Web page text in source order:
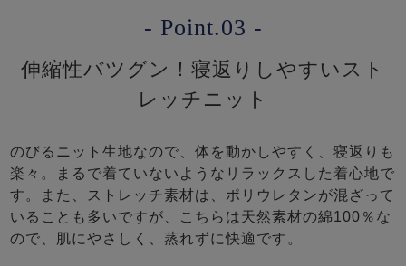
- Point.03 -
伸縮性バツグン！寝返りしやすいスト
レッチニット
のびるニット生地なので、体を動かしやすく、寝返りも
楽々。まるで着ていないようなリラックスした着心地で
す。また、ストレッチ素材は、ポリウレタンが混ざって
いることも多いですが、こちらは天然素材の綿100％な
ので、肌にやさしく、蒸れずに快適です。